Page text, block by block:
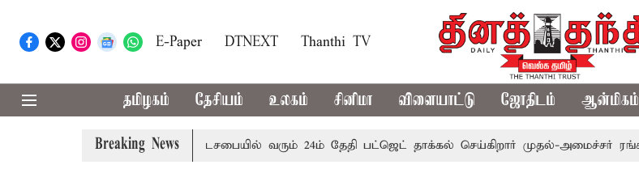
E-Paper DTNEXT Thanthi TV
தமிழகம் தேசியம் உலகம் சினிமா விளையாட்டு ஜோதிடம் ஆன்மிகம்
Breaking News
புதுச்சேரி சட்டசபையில் வரும் 24ம் தேதி பட்ஜெட் தாக்கல் செய்கிறார் முதல்-அமைச்சர் ரங்கசாமி